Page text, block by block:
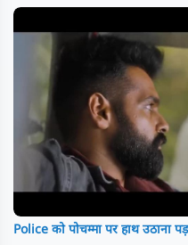
Police को पोचम्मा पर हाथ उठाना